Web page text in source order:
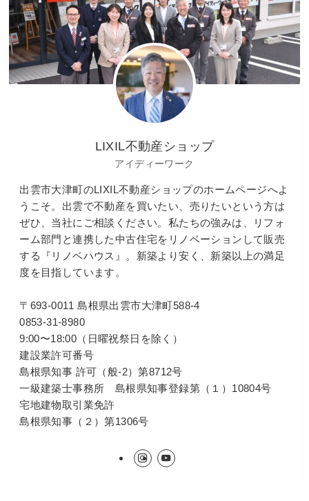
LIXIL不動産ショップ
アイディーワーク
出雲市大津町のLIXIL不動産ショップのホームページへよ
うこそ。出雲で不動産を買いたい、売りたいという方は
ぜひ、当社にご相談ください。私たちの強みは、リフォ
ーム部門と連携した中古住宅をリノベーションして販売
する『リノベハウス』。新築より安く、新築以上の満足
度を目指しています。
〒693-0011 島根県出雲市大津町588-4
0853-31-8980
9:00〜18:00（日曜祝祭日を除く）
建設業許可番号
島根県知事 許可（般-2）第8712号
一級建築士事務所 島根県知事登録第（１）10804号
宅地建物取引業免許
島根県知事（２）第1306号